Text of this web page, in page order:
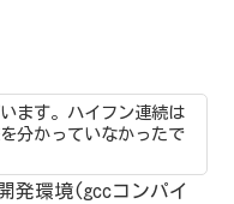
ます。ハイフン連続は
分かっていなかったで
開発環境(gccコンパイ